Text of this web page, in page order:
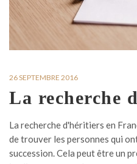
26 SEPTEMBRE 2016
La recherche
La recherche d'héritiers en
de trouver les personnes qui
succession. Cela peut être un